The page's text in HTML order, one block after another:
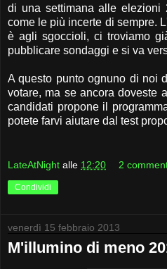
di una settimana alle elezioni
come le più incerte di sempre.
è agli sgoccioli, ci troviamo
pubblicare sondaggi e si va
A questo punto ognuno di noi
votare, ma se ancora doveste
candidati propone il
potete farvi aiutare dal test
LateAtNight alle 12:20 2
Condividi
venerdì 15 febbraio 2013
M'illumino di meno